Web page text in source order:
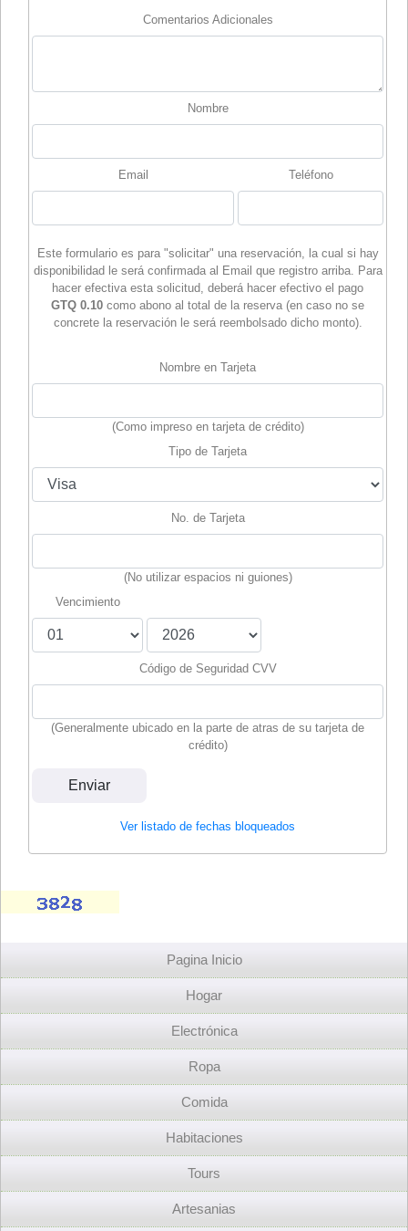
Comentarios Adicionales
Nombre
Email Teléfono
Este formulario es para "solicitar" una reservación, la cual si hay
disponibilidad le será confirmada al Email que registro arriba. Para
hacer efectiva esta solicitud, deberá hacer efectivo el pago
GTQ 0.10 como abono al total de la reserva (en caso no se
concrete la reservación le será reembolsado dicho monto).
Nombre en Tarjeta
(Como impreso en tarjeta de crédito)
Tipo de Tarjeta
No. de Tarjeta
(No utilizar espacios ni guiones)
Vencimiento
Código de Seguridad CVV
(Generalmente ubicado en la parte de atras de su tarjeta de
crédito)
Ver listado de fechas bloqueados
Pagina Inicio
Hogar
Electrónica
Ropa
Comida
Habitaciones
Tours
Artesanias